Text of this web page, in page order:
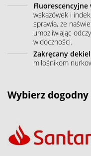
wskazówek i
sprawia, że
umożliwiając
widoczności.
Zakręcany dekiel
miłośnikom
Wybierz